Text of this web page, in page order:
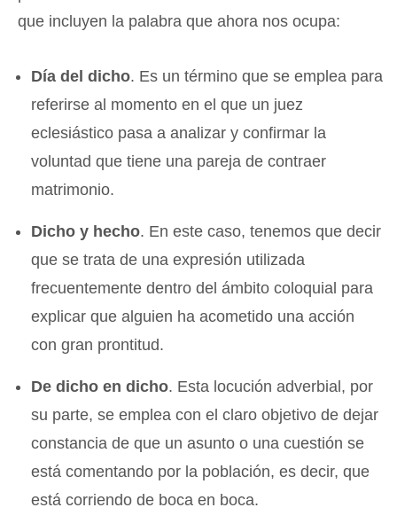
que incluyen la palabra que ahora nos ocupa:
Día del dicho. Es un término que se emplea para
referirse al momento en el que un juez
eclesiástico pasa a analizar y confirmar la
voluntad que tiene una pareja de contraer
matrimonio.
Dicho y hecho. En este caso, tenemos que decir
que se trata de una expresión utilizada
frecuentemente dentro del ámbito coloquial para
explicar que alguien ha acometido una acción
con gran prontitud.
De dicho en dicho. Esta locución adverbial, por
su parte, se emplea con el claro objetivo de dejar
constancia de que un asunto o una cuestión se
está comentando por la población, es decir, que
está corriendo de boca en boca.